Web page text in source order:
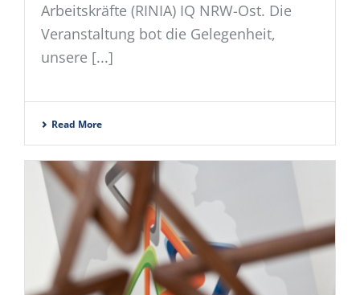
Arbeitskräfte (RINIA) IQ NRW-Ost. Die
Veranstaltung bot die Gelegenheit,
unsere [...]
Read More